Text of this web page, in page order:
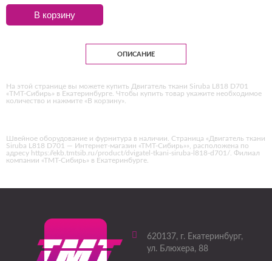
В корзину
ОПИСАНИЕ
На этой странице вы можете купить Двигатель ткани Siruba L818 D701
«ТМТ-Сибирь» в Екатеринбурге. Чтобы купить товар укажите необходимое
количество и нажмите «В корзину».
Швейное оборудование и фурнитура в наличии. Страница «Двигатель ткани
Siruba L818 D701 — Интернет-магазин «ТМТ-Сибирь»», расположена по
адресу https://ekb.tmtsib.ru/product/dvigatel-tkani-siruba-l818-d701/. Филиал
компании «ТМТ-Сибирь» в Екатеринбурге.
620137, г. Екатеринбург,
ул. Блюхера, 88